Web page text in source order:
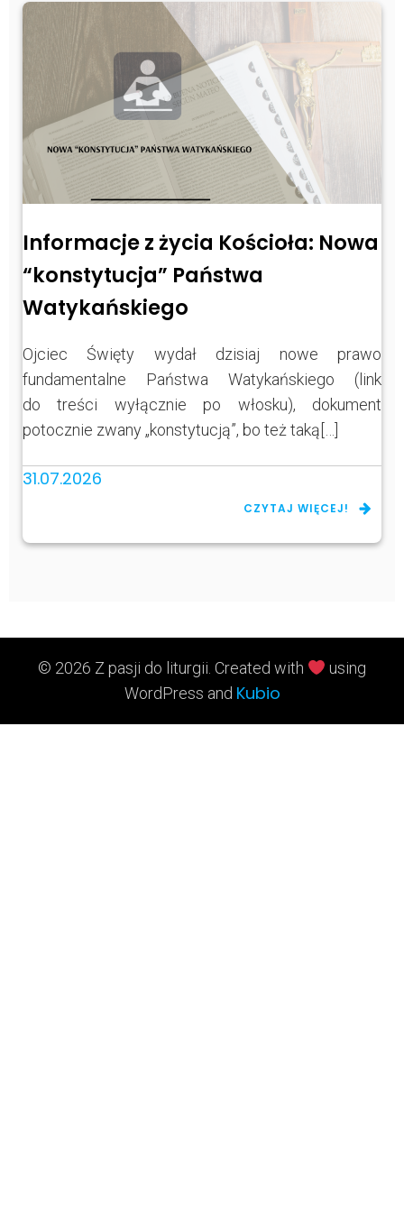
Informacje z życia Kościoła: Nowa
“konstytucja” Państwa
Watykańskiego
Ojciec Święty wydał dzisiaj nowe prawo
fundamentalne Państwa Watykańskiego (link
do treści wyłącznie po włosku), dokument
potocznie zwany „konstytucją”, bo też taką[…]
31.07.2026
CZYTAJ WIĘCEJ!
© 2026 Z pasji do liturgii. Created with
using
WordPress and Kubio